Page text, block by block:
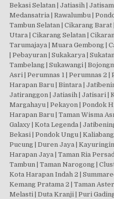
Bekasi Selatan | Jatiasih |
Medansatria | Rawalumbu |
Tambun Selatan | Cikarang
Utara | Cikarang Selatan |
Tarumajaya | Muara Gembong |
| Pebayuran | Sukakarya |
Tambelang | Sukawangi |
Asri | Perumnas 1 | Perumnas 2 |
Harapan Baru | Bintara |
Jatiranggon | Jatiasih | Jatisari |
Margahayu | Pekayon | Pondok
Harapan Baru | Taman Wisma
Galaxy | Kota Legenda |
Bekasi | Pondok Ungu |
Pucung | Duren Jaya |
Harapan Jaya | Taman Ria
Tambun | Taman Narogong |
Kota Harapan Indah 2 |
Kemang Pratama 2 | Taman
Melasti | Duta Kranji | Puri